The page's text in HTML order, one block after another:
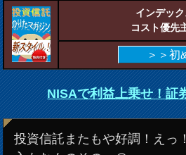
インデッ
コスト優先
＞＞初
NISAで利益上乗せ！証
投資信託またもや好調！えっ